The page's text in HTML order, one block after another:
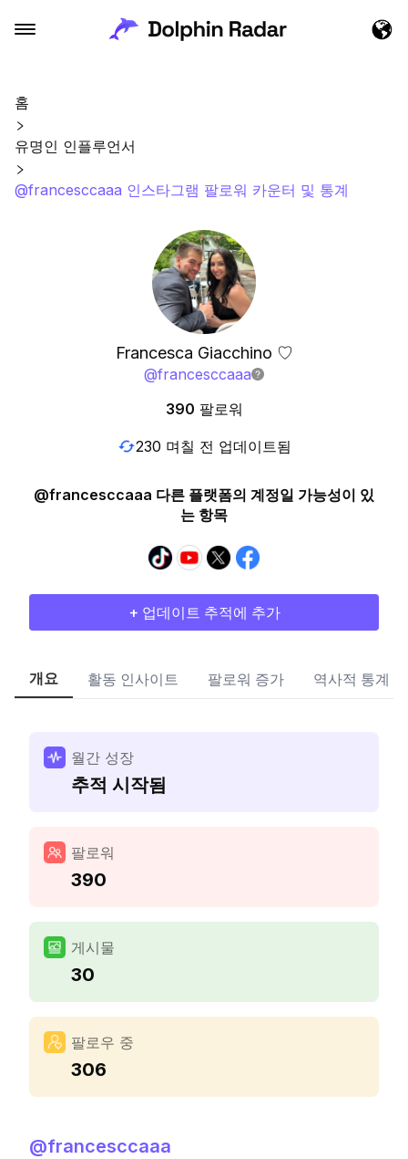
홈
유명인 인플루언서
@francesccaaa 인스타그램 팔로워 카운터 및 통계
Francesca Giacchino ♡
@francesccaaa
390 팔로워
230 며칠 전 업데이트됨
@francesccaaa 다른 플랫폼의 계정일 가능성이 있
는 항목
+ 업데이트 추적에 추가
개요 활동 인사이트 팔로워 증가 역사적 통계
월간 성장
추적 시작됨
팔로워
390
게시물
30
팔로우 중
306
@francesccaaa